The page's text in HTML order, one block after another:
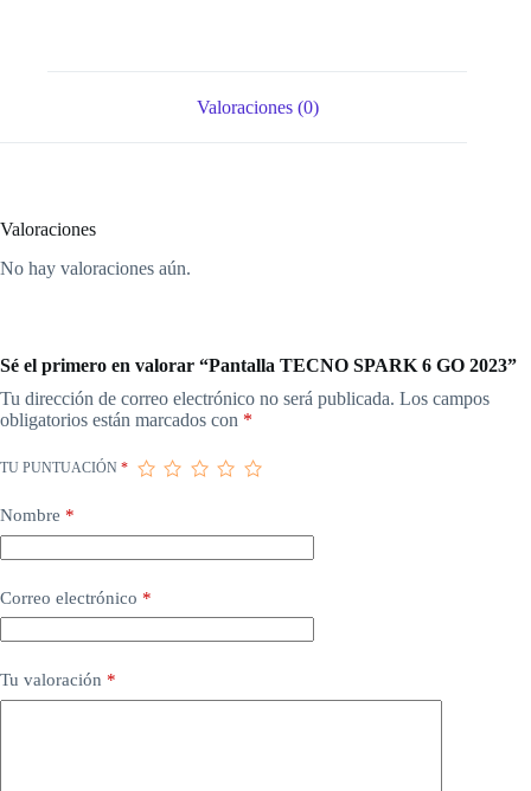
Valoraciones (0)
Valoraciones
No hay valoraciones aún.
Sé el primero en valorar “Pantalla TECNO SPARK 6 GO 2023”
Tu dirección de correo electrónico no será publicada. Los campos
obligatorios están marcados con *
TU PUNTUACIÓN *
Nombre *
Correo electrónico *
Tu valoración *